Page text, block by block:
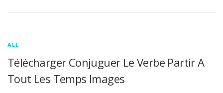
ALL
Télécharger Conjuguer Le Verbe Partir A
Tout Les Temps Images